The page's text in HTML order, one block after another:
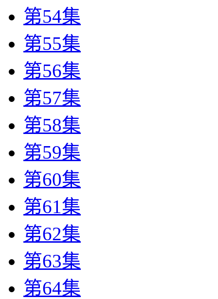
第54集
第55集
第56集
第57集
第58集
第59集
第60集
第61集
第62集
第63集
第64集